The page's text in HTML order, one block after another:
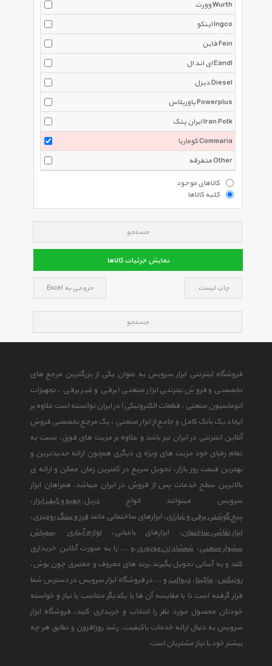
وورث Wurth
اینکو Ingco
فاین Fein
ای اند ال Eandl
دیزل Diesel
پاورپلاس Powerplus
ایران پتک Iran Potk
کوماریا Commaria
متفرقه Other
کالاهای موجود
کلیه کالاها
جستجو
نمایش جزئیات کالاها
چاپ لیست خروجی به Excel
جستجو
فروشگاه اینترنتی ابزار سرویس به عنوان یکی از بزرگترین مرجع های
تخصصی و فروش ینترنتی ابزار صنعتی (برقی و غیر برقی ، تجهیزات
اتوماسیون صنعتی ، قطعات الکترونیکی) در ایران توانسته است علاوه بر
ایجاد یک بانک کامل و جامع از ابزار صنعتی ، یک مرجع تخصصی فروش
آنلاین اینترنتی در ایران نیز باشد و علاوه بر مزیت های فوق، نسبت به
تمام رقبای خود مزیت های ویژه ی دیگری همچون ارائه جدیدترین و
بهترین قیمت روز بازار، تحویل سریع در کمترین زمان ممکن و ارائه ی
بالاترین سطح خدمات پس از فروش در ایران میباشد. همراهان ابزار
سرویس میتوانند انواع دریل،جعبه و کیف ابزار،
پیچ گوشتی برقی و شارژی، ابزارهای ساختمانی مانند فرز و سنگ رومیزی،
ابزار نقاشی ساختمان، ابزارهای باغبانی،لوازم آبیاری ،سمپاش
سشوار صنعتی،شمشاد زن موتوری،و ... را به صورت آنلاین خریداری
کنند و به آسانی تحویل بگیرند.برند های معروف و معتبری چون بوش،
رونیکس،ماکیتا،دیوالتو ... در فروشگاه ابزار سرویس در دسترس شما
قرار گرفته است تا با مقایسه آن ها با یکدیگر متناسب با نیاز و خواسته
خودتان محصول مورد نظر را انتخاب و خریداری کنید. فروشگاه ابزار
سرویس به دنبال ارائه خدمات باکیفیت، رشد روزافزون و تطابق هر چه
بیشتر خود با نیاز مشتریان است.